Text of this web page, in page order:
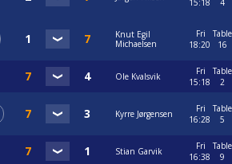
15:18
4
Knut Egil
Michaelsen
Fri
18:20
Table
16
Ole Kvalsvik
Fri
15:18
Table
2
Kyrre Jørgensen
Fri
16:28
Table
5
Stian Garvik
Fri
16:38
Table
9